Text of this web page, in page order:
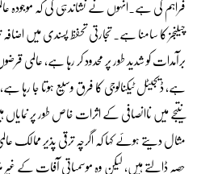
فراہم کی ہے۔انہوں نے نشاندہی کی کہ موجودہ
چیلنجز کا سامنا ہے۔ تجارتی تحفظ پسندی میں
برآمدات کو شدید طور پر محدود کر رہا ہے، عالمی
ہے، ڈیجیٹل ٹیکنالوجی کا فرق وسیع ہوتا جا رہا
نتیجے میں ناانصافی کے اثرات خاص طور پر
مثال دیتے ہوئے کہا کہ اگرچہ ترقی پذیر ممالک
حصہ ڈالتے ہیں، لیکن وہ موسمیاتی آفات کے